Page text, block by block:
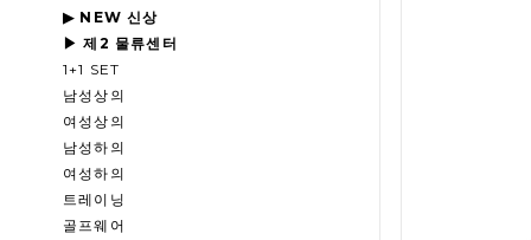
▶ NEW 신상
▶ 제2 물류센터
1+1 SET
남성상의
여성상의
남성하의
여성하의
트레이닝
골프웨어